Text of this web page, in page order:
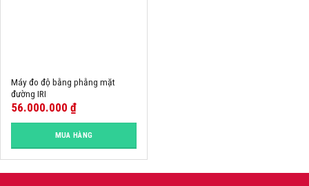
Máy đo độ bằng phằng mặt
đường IRI
56.000.000 ₫
MUA HÀNG